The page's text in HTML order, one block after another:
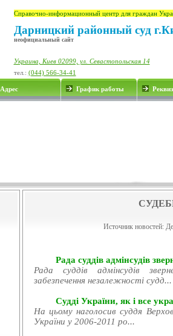
Справочно-информационный центр для граждан
Дарницкий районный суд
неофициальный сайт
Украина, Киев 02099, ул. Севастопольская 14
тел.: (044) 566-34-41
Адрес График работы
Источник новостей:
Рада суддів адмінсудів
Рада суддів адмінсудів
забезпечення незалежності судд...
Судді України, як і все
На цьому наголосив суддя
України у 2006-2011 ро...